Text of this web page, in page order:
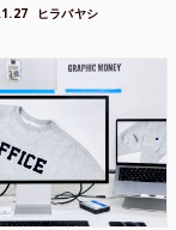
ヒラバヤシ